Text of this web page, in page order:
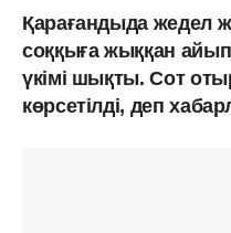
Қарағандыда жедел
соққыға жыққан
үкімі шықты. Сот
көрсетілді, деп